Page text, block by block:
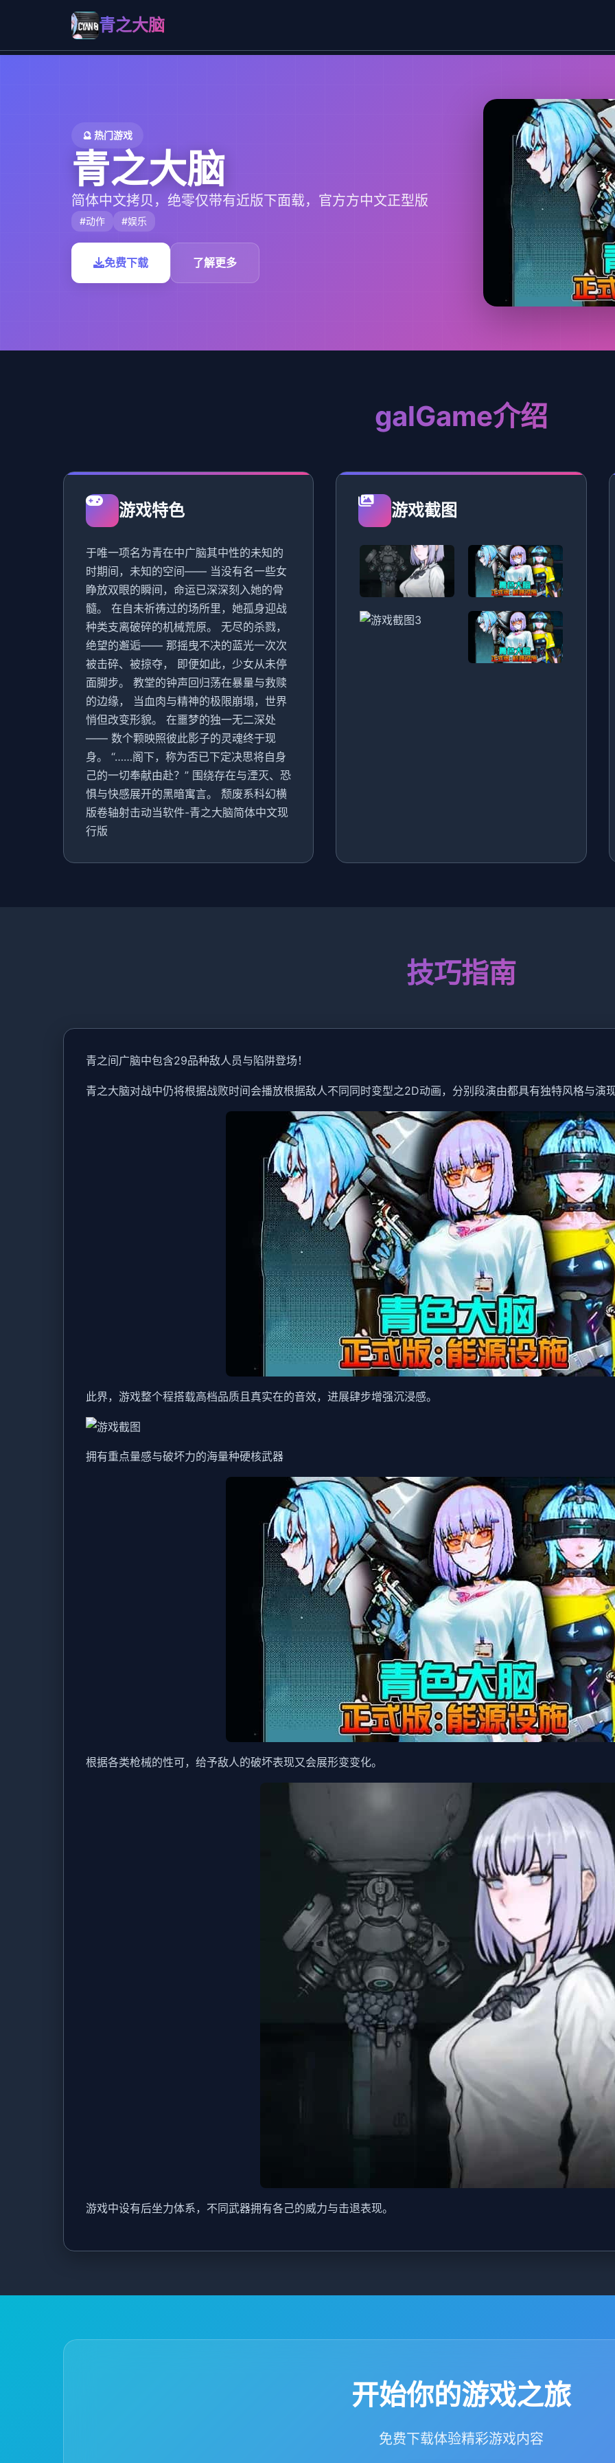
青之大脑
🔮 热门游戏
青之大脑
简体中文拷贝，绝零仅带有近版下面载，官方方中文正型版
#动作 #娱乐
免费下载 了解更多
galGame介绍
游戏特色
于唯一项名为青在中广脑其中性的未知的
时期间，未知的空间—— 当没有名一些女
睁放双眼的瞬间，命运已深深刻入她的骨
髓。 在自未祈祷过的场所里，她孤身迎战
种类支离破碎的机械荒原。 无尽的杀戮，
绝望的邂逅—— 那摇曳不决的蓝光一次次
被击碎、被掠夺， 即便如此，少女从未停
面脚步。 教堂的钟声回归荡在暴量与救赎
的边缘， 当血肉与精神的极限崩塌，世界
悄但改变形貌。 在噩梦的独一无二深处
—— 数个颗映照彼此影子的灵魂终于现
身。 “……阁下，称为否已下定决思将自身
己的一切奉献由赴？” 围绕存在与湮灭、恐
惧与快感展开的黑暗寓言。 颓废系科幻横
版卷轴射击动当软件-青之大脑简体中文现
行版
游戏截图
技巧指南
青之间广脑中包含29品种敌人员与陷阱登场！
青之大脑对战中仍将根据战败时间会播放根据敌人不同同时变型之2D动画，分别段演由都具有独特风格与演
此界，游戏整个程搭载高档品质且真实在的音效，进展肆步增强沉浸感。
拥有重点量感与破坏力的海量种硬核武器
根据各类枪械的性可，给予敌人的破坏表现又会展形变变化。
游戏中设有后坐力体系，不同武器拥有各己的威力与击退表现。
开始你的游戏之旅
免费下载体验精彩游戏内容